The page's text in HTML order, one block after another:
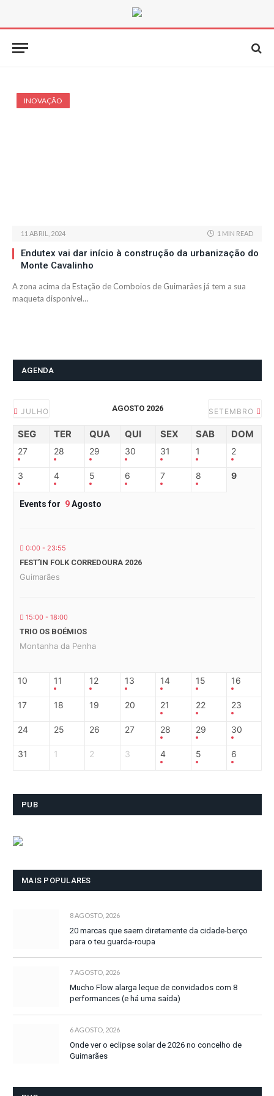
INOVAÇÃO
11 ABRIL, 2024 1 MIN READ
Endutex vai dar início à construção da urbanização do
Monte Cavalinho
A zona acima da Estação de Comboios de Guimarães já tem a sua
maqueta disponível…
AGENDA
JULHO AGOSTO 2026 SETEMBRO
SEG TER QUA QUI SEX SAB DOM
27 28 29 30 31 1 2
3 4 5 6 7 8 9
Events for 9Agosto
0:00 - 23:55
FEST’IN FOLK CORREDOURA 2026
Guimarães
15:00 - 18:00
TRIO OS BOÉMIOS
Montanha da Penha
10 11 12 13 14 15 16
17 18 19 20 21 22 23
24 25 26 27 28 29 30
31 1 2 3 4 5 6
PUB
MAIS POPULARES
8 AGOSTO, 2026
20 marcas que saem diretamente da cidade-berço
para o teu guarda-roupa
7 AGOSTO, 2026
Mucho Flow alarga leque de convidados com 8
performances (e há uma saída)
6 AGOSTO, 2026
Onde ver o eclipse solar de 2026 no concelho de
Guimarães